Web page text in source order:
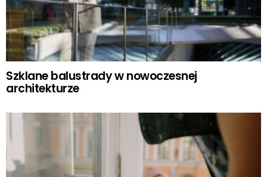
Szklane balustrady w nowoczesnej
architekturze